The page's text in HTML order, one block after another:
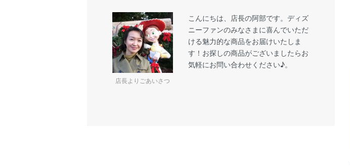
店長よりごあいさつ
こんにちは、店長の阿部です。ディズ
ニーファンのみなさまに喜んでいただ
ける魅力的な商品をお届けいたしま
す！お探しの商品がございましたらお
気軽にお問い合わせください♪。